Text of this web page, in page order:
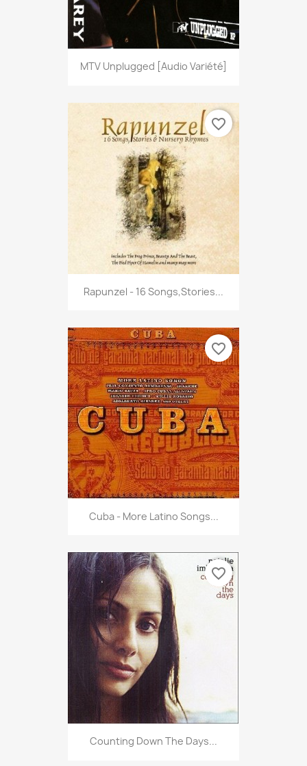
MTV Unplugged [Audio Variété]
Rapunzel - 16 Songs,Stories...
favorite_border
Cuba - More Latino Songs...
favorite_border
Counting Down The Days...
favorite_border